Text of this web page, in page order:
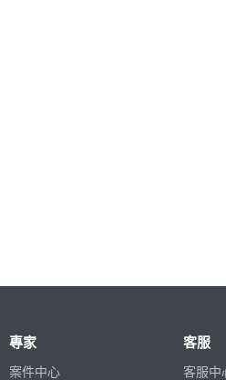
專家
案件中心
客服
客服中